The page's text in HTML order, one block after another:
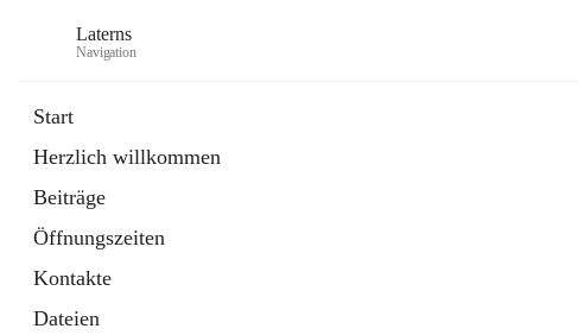
Laterns
Navigation
Start
Herzlich willkommen
Beiträge
Öffnungszeiten
Kontakte
Dateien